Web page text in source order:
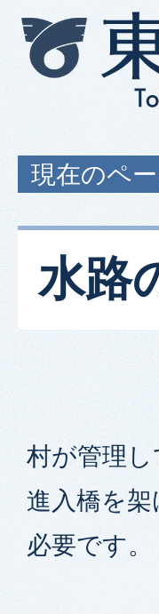
現在のペ
水路
村が管理
進入橋を
必要です。